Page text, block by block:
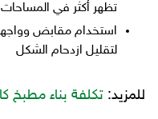
تظهر أكثر في
استخدام مقابض
لتقليل ازدحام الشكل
للمزيد: تكلفة بناء مطبخ